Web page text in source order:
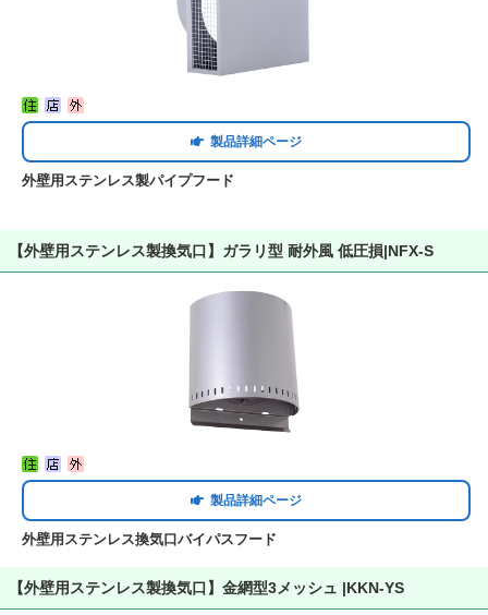
製品詳細ページ
外壁用ステンレス製パイプフード
【外壁用ステンレス製換気口】ガラリ型 耐外風 低圧損|NFX-S
製品詳細ページ
外壁用ステンレス換気口バイパスフード
【外壁用ステンレス製換気口】金網型3メッシュ |KKN-YS